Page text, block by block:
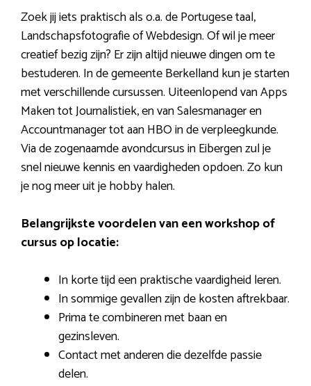
Zoek jij iets praktisch als o.a. de Portugese taal,
Landschapsfotografie of Webdesign. Of wil je meer
creatief bezig zijn? Er zijn altijd nieuwe dingen om te
bestuderen. In de gemeente Berkelland kun je starten
met verschillende cursussen. Uiteenlopend van Apps
Maken tot Journalistiek, en van Salesmanager en
Accountmanager tot aan HBO in de verpleegkunde.
Via de zogenaamde avondcursus in Eibergen zul je
snel nieuwe kennis en vaardigheden opdoen. Zo kun
je nog meer uit je hobby halen.
Belangrijkste voordelen van een workshop of
cursus op locatie:
In korte tijd een praktische vaardigheid leren.
In sommige gevallen zijn de kosten aftrekbaar.
Prima te combineren met baan en
gezinsleven.
Contact met anderen die dezelfde passie
delen.